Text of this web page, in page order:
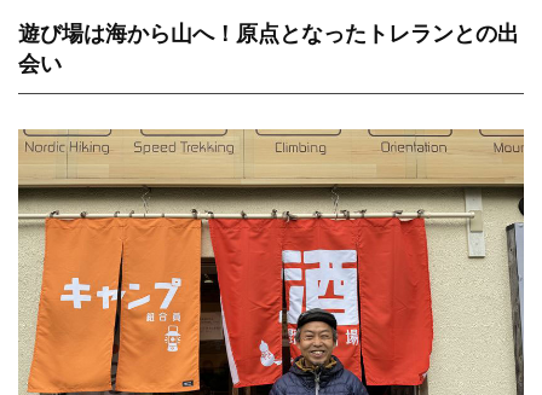
遊び場は海から山へ！原点となったトレランとの出
会い